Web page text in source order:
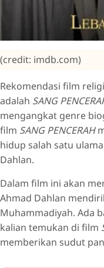
(credit: imdb.com)
Rekomendasi film
adalah SANG
mengangkat genre
film SANG PENCERAH
hidup salah satu
Dahlan.
Dalam film ini akan
Ahmad Dahlan
Muhammadiyah. Ada
kalian temukan di film
memberikan sudut